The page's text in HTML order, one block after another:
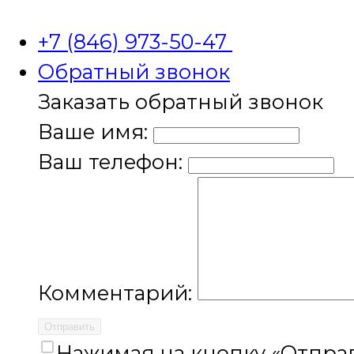
+7 (846) 973-50-47
Обратный звонок
Заказать обратный звонок
Ваше имя:
Ваш телефон:
Комментарий:
Отправить